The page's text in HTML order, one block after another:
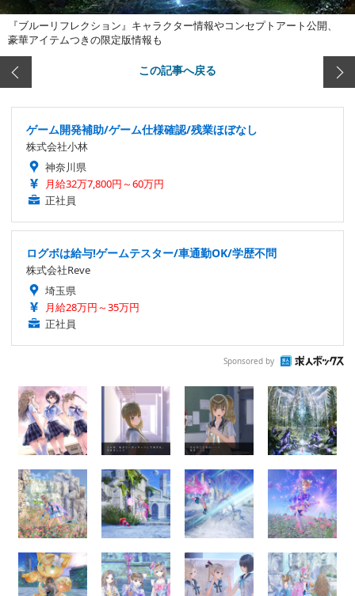
『ブルーリフレクション』キャラクター情報やコンセプトアート公開、
豪華アイテムつきの限定版情報も
この記事へ戻る
ゲーム開発補助/ゲーム仕様確認/残業ほぼなし
株式会社小林
神奈川県
月給32万7,800円～60万円
正社員
ログボは給与!ゲームテスター/車通勤OK/学歴不問
株式会社Reve
埼玉県
月給28万円～35万円
正社員
Sponsored by